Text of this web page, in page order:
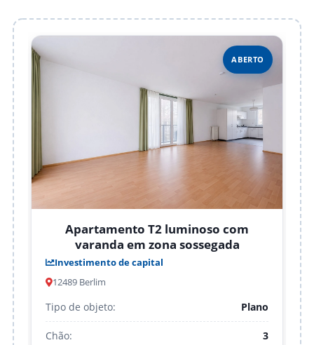
ABERTO
Apartamento T2 luminoso com
varanda em zona sossegada
Investimento de capital
12489 Berlim
Tipo de objeto:
Plano
Chão: 3